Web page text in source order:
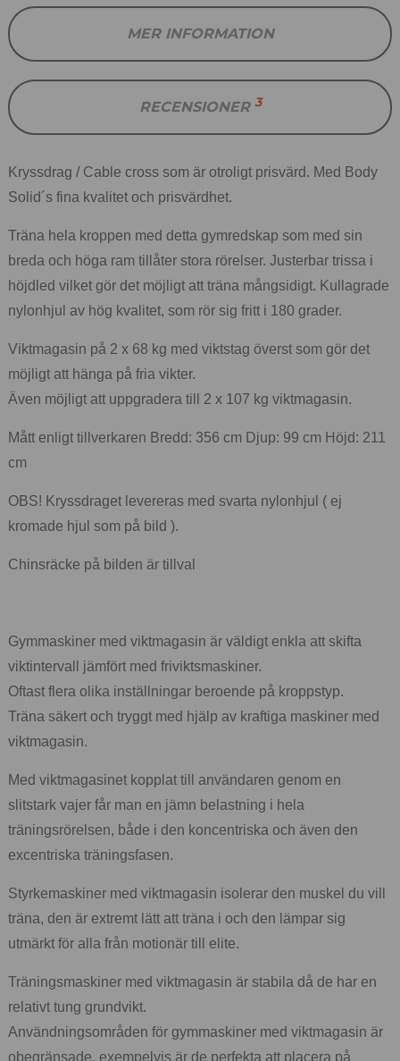
MER INFORMATION
RECENSIONER 3
Kryssdrag / Cable cross som är otroligt prisvärd. Med Body
Solid´s fina kvalitet och prisvärdhet.
Träna hela kroppen med detta gymredskap som med sin
breda och höga ram tillåter stora rörelser. Justerbar trissa i
höjdled vilket gör det möjligt att träna mångsidigt. Kullagrade
nylonhjul av hög kvalitet, som rör sig fritt i 180 grader.
Viktmagasin på 2 x 68 kg med viktstag överst som gör det
möjligt att hänga på fria vikter.
Även möjligt att uppgradera till 2 x 107 kg viktmagasin.
Mått enligt tillverkaren Bredd: 356 cm Djup: 99 cm Höjd: 211
cm
OBS! Kryssdraget levereras med svarta nylonhjul ( ej
kromade hjul som på bild ).
Chinsräcke på bilden är tillval
Gymmaskiner med viktmagasin är väldigt enkla att skifta
viktintervall jämfört med friviktsmaskiner.
Oftast flera olika inställningar beroende på kroppstyp.
Träna säkert och tryggt med hjälp av kraftiga maskiner med
viktmagasin.
Med viktmagasinet kopplat till användaren genom en
slitstark vajer får man en jämn belastning i hela
träningsrörelsen, både i den koncentriska och även den
excentriska träningsfasen.
Styrkemaskiner med viktmagasin isolerar den muskel du vill
träna, den är extremt lätt att träna i och den lämpar sig
utmärkt för alla från motionär till elite.
Träningsmaskiner med viktmagasin är stabila då de har en
relativt tung grundvikt.
Användningsområden för gymmaskiner med viktmagasin är
obegränsade, exempelvis är de perfekta att placera på